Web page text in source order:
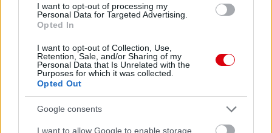
I want to opt-out of processing my
Personal Data for Targeted Advertising.
Opted In
I want to opt-out of Collection, Use,
Retention, Sale, and/or Sharing of my
Personal Data that Is Unrelated with the
Purposes for which it was collected.
Opted Out
Google consents
I want to allow Google to enable storage
Meccs Center